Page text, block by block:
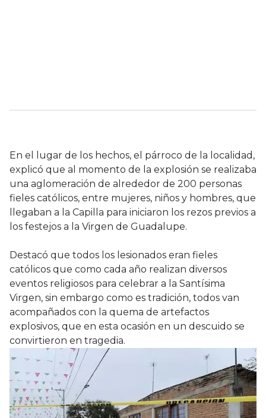
En el lugar de los hechos, el párroco de la localidad,
explicó que al momento de la explosión se realizaba
una aglomeración de alrededor de 200 personas
fieles católicos, entre mujeres, niños y hombres, que
llegaban a la Capilla para iniciaron los rezos previos a
los festejos a la Virgen de Guadalupe.
Destacó que todos los lesionados eran fieles
católicos que como cada año realizan diversos
eventos religiosos para celebrar a la Santísima
Virgen, sin embargo como es tradición, todos van
acompañados con la quema de artefactos
explosivos, que en esta ocasión en un descuido se
convirtieron en tragedia.